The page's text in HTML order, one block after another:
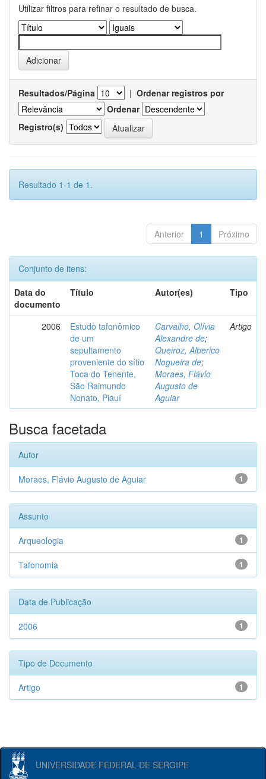
Utilizar filtros para refinar o resultado de busca.
Resultados/Página | Ordenar registros por
Ordenar
Registro(s)
Resultado 1-1 de 1.
Anterior 1 Próximo
Conjunto de itens:
Data do
documento
Título Autor(es) Tipo
2006
Estudo tafonômico
de um
sepultamento
proveniente do sítio
Toca do Tenente,
São Raimundo
Nonato, Piauí
Carvalho, Olívia
Alexandre de;
Queiroz, Alberico
Nogueira de;
Moraes, Flávio
Augusto de
Aguiar
Artigo
Busca facetada
Autor
1
Moraes, Flávio Augusto de Aguiar
Assunto
1
Arqueologia
1
Tafonomia
Data de Publicação
1
2006
Tipo de Documento
1
Artigo
UNIVERSIDADE FEDERAL DE SERGIPE